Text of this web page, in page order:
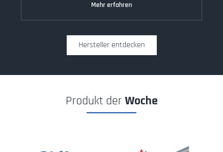
Mehr erfahren
Hersteller entdecken
Produkt der Woche